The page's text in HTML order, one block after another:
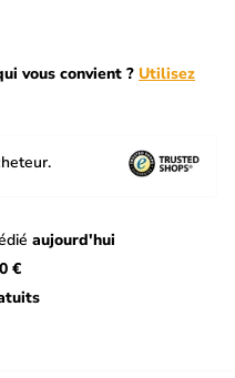
vous convient ? Utilisez
aujourd'hui
€